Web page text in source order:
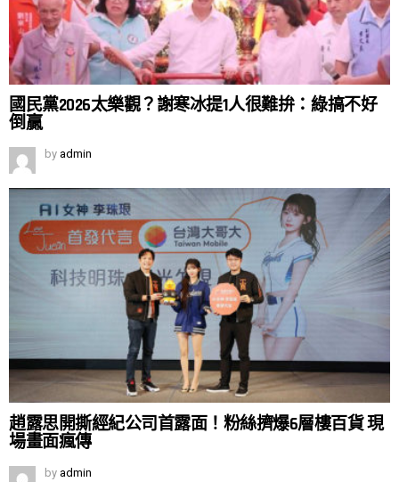
國民黨2026太樂觀？謝寒冰提1人很難拚：綠搞不好
倒贏
by admin
趙露思開撕經紀公司首露面！粉絲擠爆6層樓百貨 現
場畫面瘋傳
by admin